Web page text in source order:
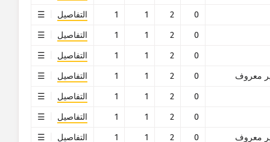
0
2
1
1
التفاصيل
0
2
1
1
التفاصيل
0
2
1
1
التفاصيل
معروف
0
2
1
1
التفاصيل
0
2
1
1
التفاصيل
0
2
1
1
التفاصيل
معروف
0
2
1
1
التفاصيل